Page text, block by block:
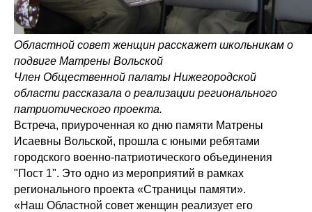
Областной совет женщин расскажет школьникам о
подвиге Матрены Вольской
Член Общественной палаты Нижегородской
области рассказала о реализации регионального
патриотического проекта.
Встреча, приуроченная ко дню памяти Матрены
Исаевны Вольской, прошла с юными ребятами
городского военно-патриотического объединения
"Пост 1". Это одно из мероприятий в рамках
регионального проекта «Страницы памяти».
«Наш Областной совет женщин реализует его